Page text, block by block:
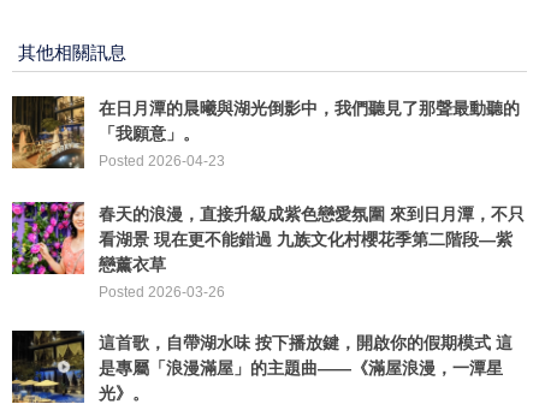
其他相關訊息
在日月潭的晨曦與湖光倒影中，我們聽見了那聲最動聽的
「我願意」。
Posted 2026-04-23
春天的浪漫，直接升級成紫色戀愛氛圍 來到日月潭，不只
看湖景 現在更不能錯過 九族文化村櫻花季第二階段—紫
戀薰衣草
Posted 2026-03-26
這首歌，自帶湖水味 ​按下播放鍵，開啟你的假期模式 這
是專屬「浪漫滿屋」的主題曲——《滿屋浪漫，一潭星
光》。